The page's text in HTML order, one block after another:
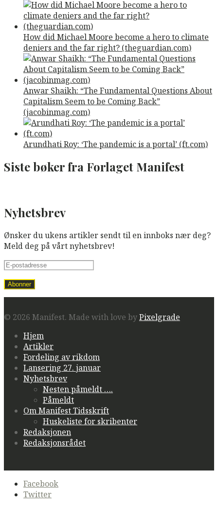
How did Michael Moore become a hero to climate
deniers and the far right? (theguardian.com)
Anwar Shaikh: “The Fundamental Questions About
Capitalism Seem to be Coming Back”
(jacobinmag.com)
Arundhati Roy: ‘The pandemic is a portal’ (ft.com)
Siste bøker fra Forlaget Manifest
Nyhetsbrev
Ønsker du ukens artikler sendt til en innboks nær deg?
Meld deg på vårt nyhetsbrev!
© 2026 Manifest. Made with love byPixelgrade
Hjem
Artikler
Fordeling av rikdom
Lansering 27. januar
Nyhetsbrev
Nesten påmeldt ….
Påmeldt
Om Manifest Tidsskrift
Huskeliste for skribenter
Redaksjonen
Redaksjonsrådet
Secondary
navigation
Facebook
Twitter